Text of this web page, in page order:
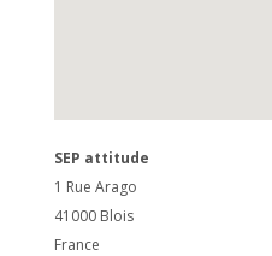
SEP attitude
1 Rue Arago
41000 Blois
France